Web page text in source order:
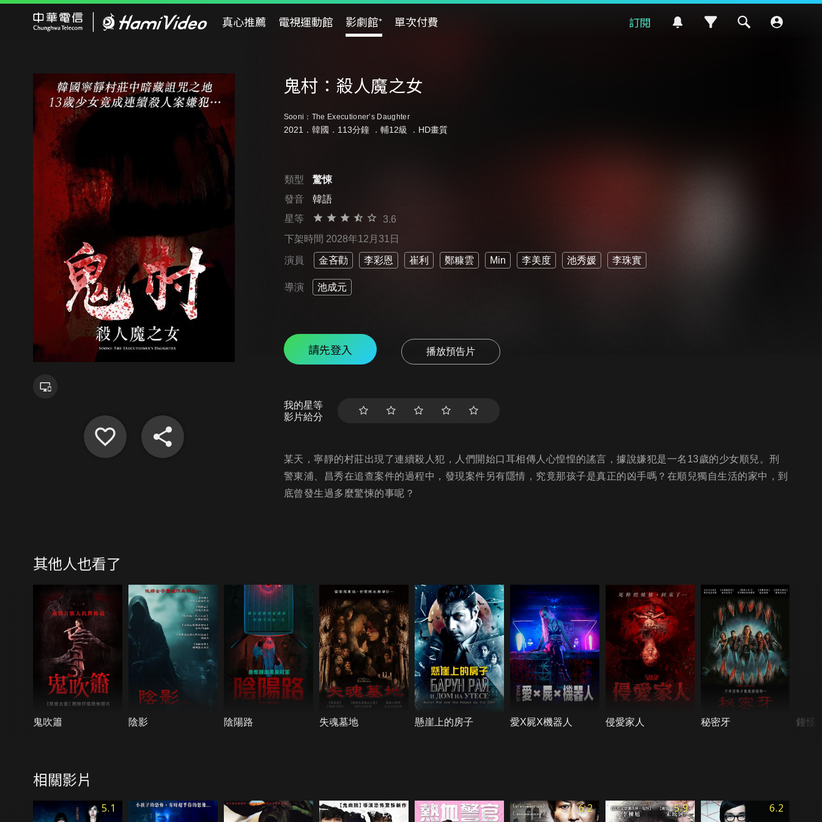
真心推薦 電視運動館 影劇館⁺ 單次付費 訂閱
鬼村：殺人魔之女
Sooni：The Executioner’s Daughter
2021．韓國．113分鐘 ． 輔12級 ．HD畫質
類型
驚悚
發音
韓語
星等
3.6
下架時間 2028年12月31日
演員 金吝勸 李彩恩 崔利 鄭糠雲 Min 李美度 池秀媛 李珠實
導演 池成元
請先登入 播放預告片
我的星等
影片給分
某天，寧靜的村莊出現了連續殺人犯，人們開始口耳相傳人心惶惶的謠言，據說嫌犯是一名13歲的少女順兒。刑
警東浦、昌秀在追查案件的過程中，發現案件另有隱情，究竟那孩子是真正的凶手嗎？在順兒獨自生活的家中，到
底曾發生過多麼驚悚的事呢？
其他人也看了
鬼吹簫 陰影 陰陽路 失魂墓地 懸崖上的房子 愛X屍X機器人 侵愛家人 秘密牙 鐘怪
相關影片
5.1 6.2 5.9 6.2